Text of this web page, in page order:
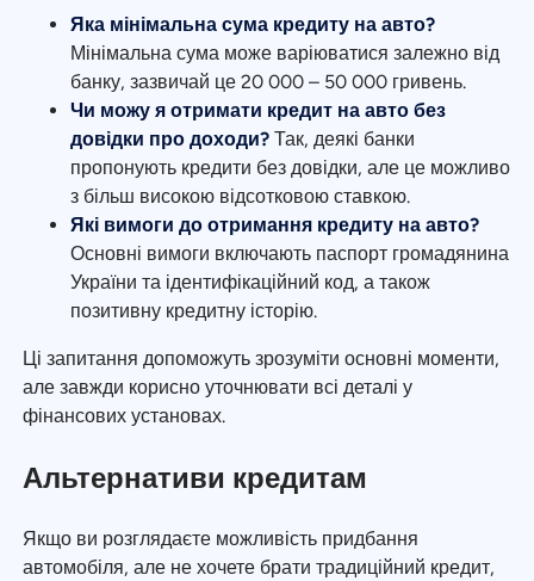
Яка мінімальна сума кредиту на авто?
Мінімальна сума може варіюватися залежно від
банку, зазвичай це 20 000 – 50 000 гривень.
Чи можу я отримати кредит на авто без
довідки про доходи? Так, деякі банки
пропонують кредити без довідки, але це можливо
з більш високою відсотковою ставкою.
Які вимоги до отримання кредиту на авто?
Основні вимоги включають паспорт громадянина
України та ідентифікаційний код, а також
позитивну кредитну історію.
Ці запитання допоможуть зрозуміти основні моменти,
але завжди корисно уточнювати всі деталі у
фінансових установах.
Альтернативи кредитам
Якщо ви розглядаєте можливість придбання
автомобіля, але не хочете брати традиційний кредит,